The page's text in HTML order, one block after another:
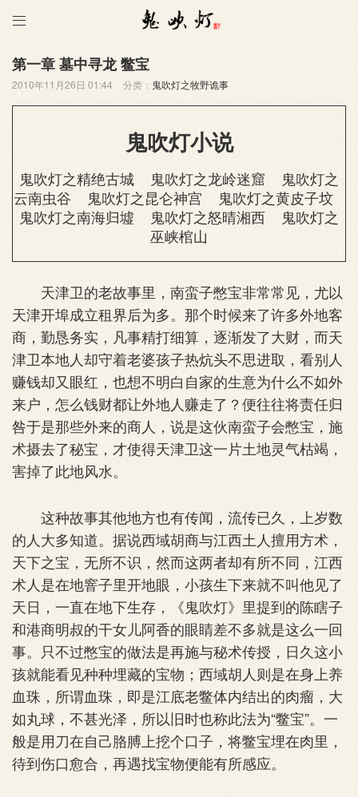

第一章 墓中寻龙 鳖宝
2010年11月26日 01:44 分类： 鬼吹灯之牧野诡事
鬼吹灯小说
鬼吹灯之精绝古城 鬼吹灯之龙岭迷窟
鬼吹灯之
云南虫谷
鬼吹灯之昆仑神宫
鬼吹灯之黄皮子坟
鬼吹灯之南海归墟
鬼吹灯之怒晴湘西
鬼吹灯之
巫峡棺山
天津卫的老故事里，南蛮子憋宝非常常见，尤以
天津开埠成立租界后为多。那个时候来了许多外地客
商，勤恳务实，凡事精打细算，逐渐发了大财，而天
津卫本地人却守着老婆孩子热炕头不思进取，看别人
赚钱却又眼红，也想不明白自家的生意为什么不如外
来户，怎么钱财都让外地人赚走了？便往往将责任归
咎于是那些外来的商人，说是这伙南蛮子会憋宝，施
术摄去了秘宝，才使得天津卫这一片土地灵气枯竭，
害掉了此地风水。
这种故事其他地方也有传闻，流传已久，上岁数
的人大多知道。据说西域胡商与江西土人擅用方术，
天下之宝，无所不识，然而这两者却有所不同，江西
术人是在地窨子里开地眼，小孩生下来就不叫他见了
天日，一直在地下生存，《鬼吹灯》里提到的陈瞎子
和港商明叔的干女儿阿香的眼睛差不多就是这么一回
事。只不过憋宝的做法是再施与秘术传授，日久这小
孩就能看见种种埋藏的宝物；西域胡人则是在身上养
血珠，所谓血珠，即是江底老鳖体内结出的肉瘤，大
如丸球，不甚光泽，所以旧时也称此法为“鳖宝”。一
般是用刀在自己胳膊上挖个口子，将鳖宝埋在肉里，
待到伤口愈合，再遇找宝物便能有所感应。